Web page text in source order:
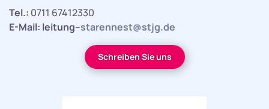
Tel.: 0711 67412330
E-Mail: leitung–starennest@stjg.de
Schreiben Sie uns